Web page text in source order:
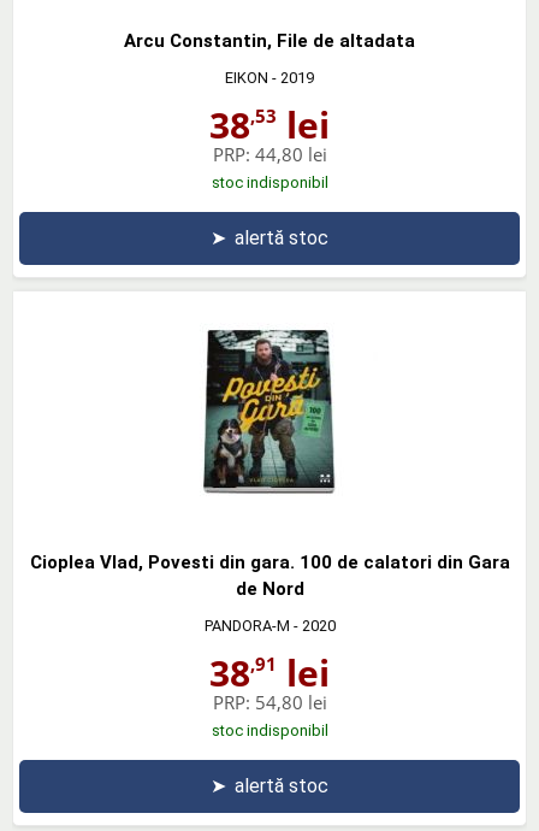
Arcu Constantin, File de altadata
EIKON - 2019
38,53 lei
PRP: 44,80 lei
stoc indisponibil
➤ alertă stoc
Cioplea Vlad, Povesti din gara. 100 de calatori din Gara
de Nord
PANDORA-M - 2020
38,91 lei
PRP: 54,80 lei
stoc indisponibil
➤ alertă stoc